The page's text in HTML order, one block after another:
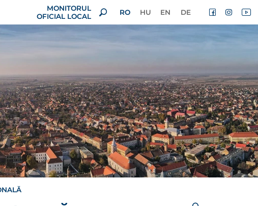
MONITORUL
OFICIAL LOCAL
RO HU EN DE